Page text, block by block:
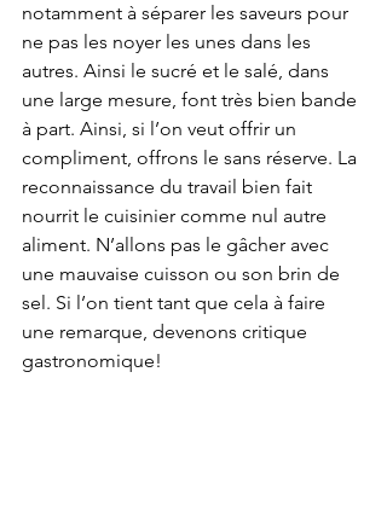
notamment à séparer les saveurs pour
ne pas les noyer les unes dans les
autres. Ainsi le sucré et le salé, dans
une large mesure, font très bien bande
à part. Ainsi, si l’on veut offrir un
compliment, offrons le sans réserve. La
reconnaissance du travail bien fait
nourrit le cuisinier comme nul autre
aliment. N’allons pas le gâcher avec
une mauvaise cuisson ou son brin de
sel. Si l’on tient tant que cela à faire
une remarque, devenons critique
gastronomique!